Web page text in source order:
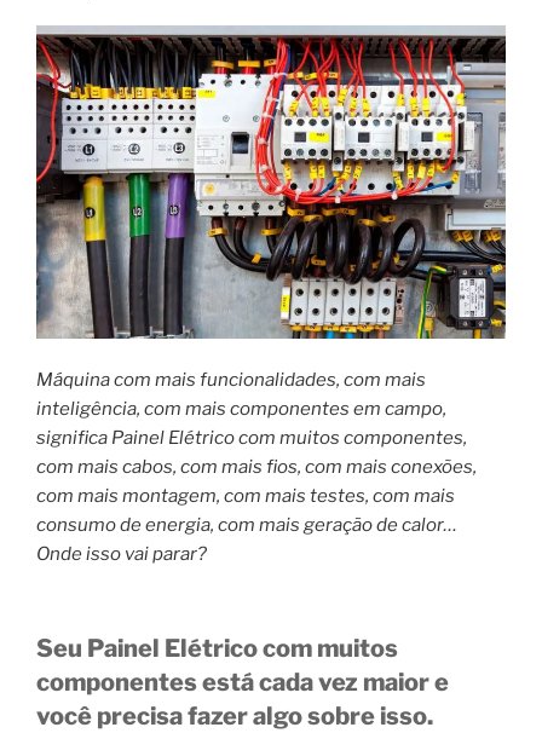
na
iluminação”
Máquina com mais funcionalidades, com mais
inteligência, com mais componentes em campo,
significa Painel Elétrico com muitos componentes,
com mais cabos, com mais fios, com mais conexões,
com mais montagem, com mais testes, com mais
consumo de energia, com mais geração de calor…
Onde isso vai parar?
Seu Painel Elétrico com muitos
componentes está cada vez maior e
você precisa fazer algo sobre isso.